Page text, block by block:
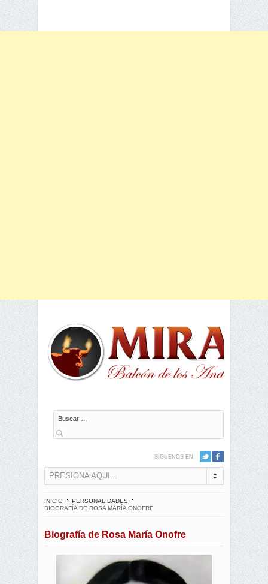
Buscar
SÍGUENOS EN:
PRESIONA AQUI...
INICIO
PERSONALIDADES
BIOGRAFÍA DE ROSA MARÍA ONOFRE
Biografía de Rosa María Onofre